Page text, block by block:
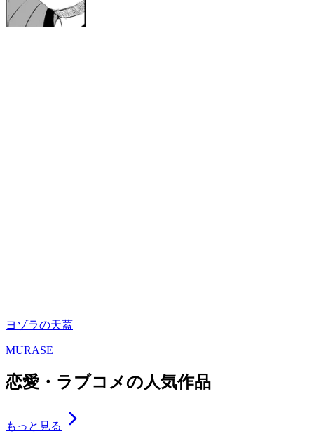
ヨゾラの天蓋
MURASE
恋愛・ラブコメの人気作品
もっと見る